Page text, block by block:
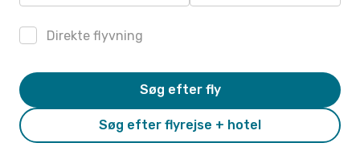
Direkte flyvning
Søg efter flyrejse + hotel
Søg efter fly